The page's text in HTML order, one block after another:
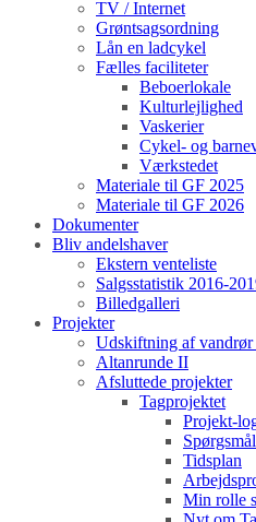
TV / Internet
Grøntsagsordning
Lån en ladcykel
Fælles faciliteter
Beboerlokale
Kulturlejlighed
Vaskerier
Cykel- og
Værkstedet
Materiale til GF 2025
Materiale til GF 2026
Dokumenter
Bliv andelshaver
Ekstern venteliste
Salgsstatistik 2016-
Billedgalleri
Projekter
Udskiftning af
Altanrunde II
Afsluttede projekter
Tagprojektet
Projekt-
Tidsplan
Min rolle